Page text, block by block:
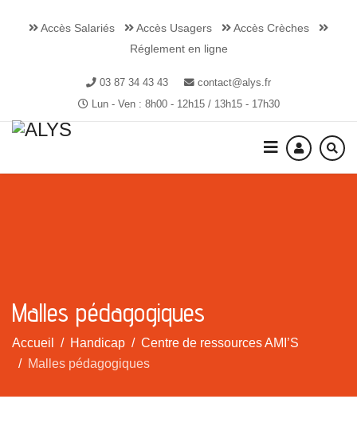
Accès Salariés Accès Usagers
Accès Crèches
Réglement en ligne
03 87 34 43 43
contact@alys.fr
Lun - Ven : 8h00 - 12h15 / 13h15 - 17h30
Malles pédagogiques
Accueil Handicap
Centre de ressources AMI’S
Malles pédagogiques